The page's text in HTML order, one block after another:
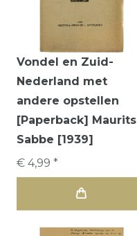
Vondel en Zuid-
Nederland met
andere opstellen
[Paperback] Maurits
Sabbe [1939]
€ 4,99 *